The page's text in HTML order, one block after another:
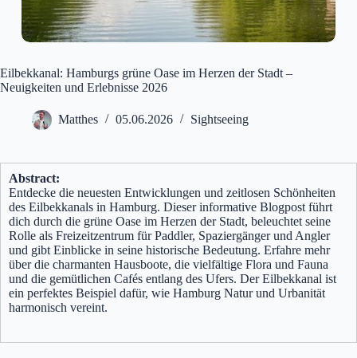
Eilbekkanal: Hamburgs grüne Oase im Herzen der Stadt –
Neuigkeiten und Erlebnisse 2026
Matthes 05.06.2026 Sightseeing
Abstract:
Entdecke die neuesten Entwicklungen und zeitlosen Schönheiten
des Eilbekkanals in Hamburg. Dieser informative Blogpost führt
dich durch die grüne Oase im Herzen der Stadt, beleuchtet seine
Rolle als Freizeitzentrum für Paddler, Spaziergänger und Angler
und gibt Einblicke in seine historische Bedeutung. Erfahre mehr
über die charmanten Hausboote, die vielfältige Flora und Fauna
und die gemütlichen Cafés entlang des Ufers. Der Eilbekkanal ist
ein perfektes Beispiel dafür, wie Hamburg Natur und Urbanität
harmonisch vereint.